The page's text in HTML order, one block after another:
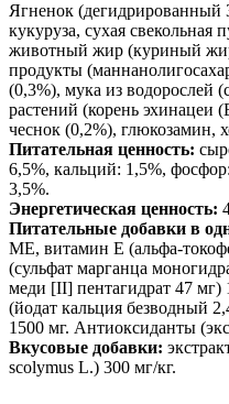
Ягненок (дегидрированный
кукуруза, сухая
животный жир (куриный
продукты
(0,3%), мука из водорослей
растений (корень эхинацеи
чеснок (0,2%), глюкозамин,
Питательная ценность:
6,5%, кальций: 1,5%,
3,5%.
Энергетическая ценность:
Питательные добавки в
МЕ, витамин Е (альфа-
(сульфат марганца
меди [II] пентагидрат 47 мг)
(йодат кальция безводный
1500 мг. Антиоксиданты
Вкусовые добавки:
scolymus L.) 300 мг/кг.